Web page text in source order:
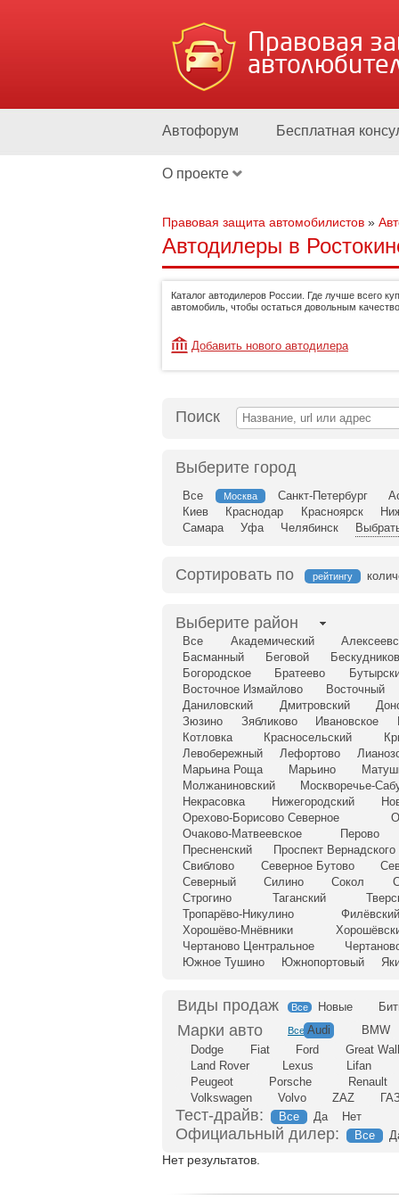
Правовая
Автофорум Бесплатная
О проекте
Правовая защита автомобилистов »
Автодилеры в
Каталог автодилеров России. Где лучше всего
автомобиль, чтобы остаться довольным
Добавить нового автодилера
Поиск
Выберите город
Все Москва Санкт-Петербург
Киев
Краснодар Красноярск
Самара
Уфа Челябинск
Сортировать по рейтингу
Выберите район
Все Академический
Басманный
Беговой
Богородское
Братеево
Восточное Измайлово
Восточный
Даниловский
Дмитровский
Зюзино
Зябликово Ивановское
Котловка
Красносельский
Левобережный
Лефортово
Марьина Роща
Марьино
Молжаниновский
Москворечье-
Некрасовка
Нижегородский
Орехово-Борисово Северное
Очаково-Матвеевское
Перово
Пресненский
Проспект Вернадского
Свиблово
Северное Бутово
Северный
Силино Сокол
Строгино
Таганский
Тропарёво-Никулино
Хорошёво-Мнёвники
Чертаново Центральное
Южное Тушино
Южнопортовый
Все Новые
Все Audi
BMW
Dodge
Fiat Ford
Great
Land Rover
Lexus
Lifan
Peugeot
Porsche
Renault
Volkswagen
Volvo ZAZ
Тест-драйв: Все Да Нет
Официальный дилер: Все
Нет результатов.